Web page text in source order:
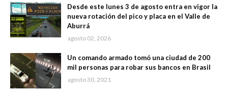
Desde este lunes 3 de agosto entra en vigor la
nueva rotación del pico y placa en el Valle de
Aburrá
agosto 02, 2026
Un comando armado tomó una ciudad de 200
mil personas para robar sus bancos en Brasil
agosto 30, 2021